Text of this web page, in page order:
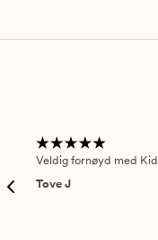
Veldig fornøyd med Kid
Tove J